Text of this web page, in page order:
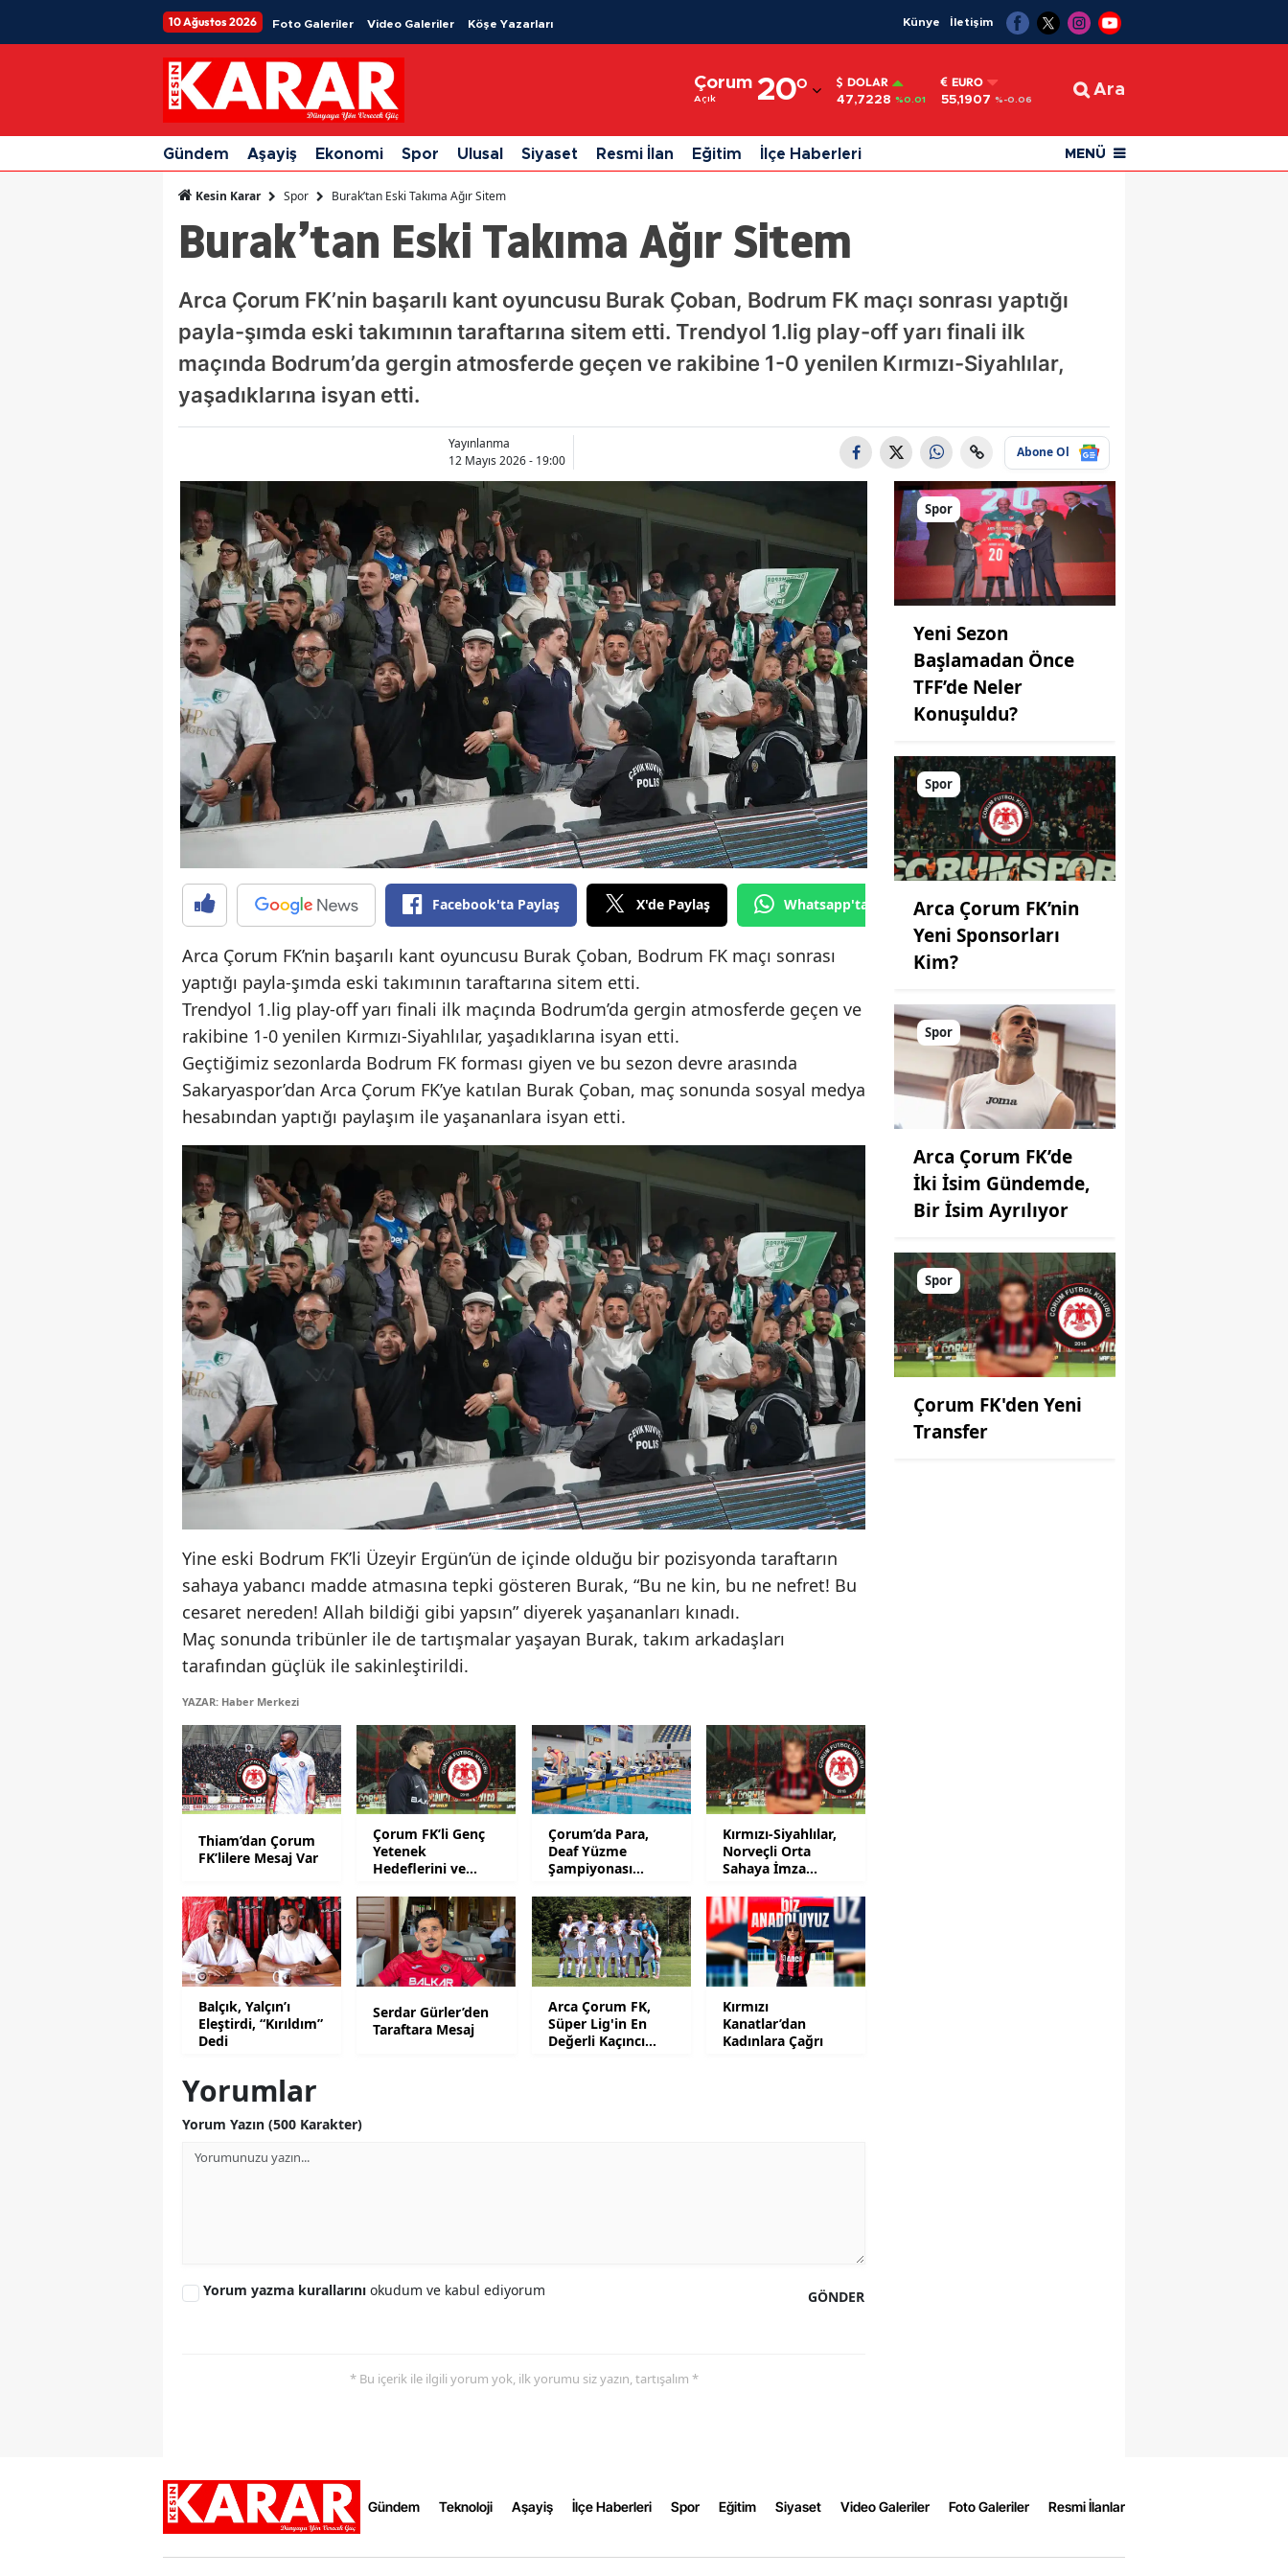
10 Ağustos 2026 Foto Galeriler Video Galeriler Köşe Yazarları Künye İletişim
Çorum
Açık 20°
Adıyaman
Afyonkarahisar
Ağrı
Ankara
Antalya
Artvin
Aydın
Bolu
Burdur
Bursa
Çanakkale
Çankırı
Çorum
Denizli
Diyarbakır
Edirne
Elazığ
Erzincan
Erzurum
Gaziantep
Hakkari
Hatay
Isparta
Mersin
İstanbul
İzmir
Kars
Kastamonu
Kayseri
Kırklareli
Kırşehir
Kocaeli
Malatya
Manisa
Kahramanmaraş
Mardin
Muğla
Muş
Nevşehir
Niğde
DOLAR
47,7228 %0.01
EURO
55,1907 %-0.06
Ara
Gündem Aşayiş Ekonomi Spor Ulusal Siyaset Resmi İlan Eğitim İlçe Haberleri MENÜ
Kesin Karar Spor Burak’tan Eski Takıma Ağır Sitem
Burak’tan Eski Takıma Ağır Sitem
Arca Çorum FK’nin başarılı kant oyuncusu Burak Çoban, Bodrum FK maçı sonrası yaptığı
payla-şımda eski takımının taraftarına sitem etti. Trendyol 1.lig play-off yarı finali ilk
maçında Bodrum’da gergin atmosferde geçen ve rakibine 1-0 yenilen Kırmızı-Siyahlılar,
yaşadıklarına isyan etti.
Yayınlanma
12 Mayıs 2026 - 19:00
Abone Ol
Facebook'ta Paylaş X'de Paylaş Whatsapp'tan Gönder
Arca Çorum FK’nin başarılı kant oyuncusu Burak Çoban, Bodrum FK maçı sonrası
yaptığı payla-şımda eski takımının taraftarına sitem etti.
Trendyol 1.lig play-off yarı finali ilk maçında Bodrum’da gergin atmosferde geçen ve
rakibine 1-0 yenilen Kırmızı-Siyahlılar, yaşadıklarına isyan etti.
Geçtiğimiz sezonlarda Bodrum FK forması giyen ve bu sezon devre arasında
Sakaryaspor’dan Arca Çorum FK’ye katılan Burak Çoban, maç sonunda sosyal medya
hesabından yaptığı paylaşım ile yaşananlara isyan etti.
Yine eski Bodrum FK’li Üzeyir Ergün’ün de içinde olduğu bir pozisyonda taraftarın
sahaya yabancı madde atmasına tepki gösteren Burak, “Bu ne kin, bu ne nefret! Bu
cesaret nereden! Allah bildiği gibi yapsın” diyerek yaşananları kınadı.
Maç sonunda tribünler ile de tartışmalar yaşayan Burak, takım arkadaşları
tarafından güçlük ile sakinleştirildi.
YAZAR: Haber Merkezi
Thiam’dan Çorum
FK’lilere Mesaj Var
Çorum FK’li Genç
Yetenek
Hedeflerini ve
Çorum’da Para,
Deaf Yüzme
Şampiyonası
Kırmızı-Siyahlılar,
Norveçli Orta
Sahaya İmza
Balçık, Yalçın’ı
Eleştirdi, “Kırıldım”
Dedi
Serdar Gürler’den
Taraftara Mesaj
Arca Çorum FK,
Süper Lig'in En
Değerli Kaçıncı
Kırmızı
Kanatlar’dan
Kadınlara Çağrı
Yorumlar
Yorum Yazın (500 Karakter)
GÖNDER
Yorum yazma kurallarını okudum ve kabul ediyorum
* Bu içerik ile ilgili yorum yok, ilk yorumu siz yazın, tartışalım *
Spor
Yeni Sezon
Başlamadan Önce
TFF’de Neler
Konuşuldu?
Spor
Arca Çorum FK’nin
Yeni Sponsorları
Kim?
Spor
Arca Çorum FK’de
İki İsim Gündemde,
Bir İsim Ayrılıyor
Spor
Çorum FK'den Yeni
Transfer
Gündem Teknoloji Aşayiş İlçe Haberleri Spor Eğitim Siyaset Video Galeriler Foto Galeriler Resmi İlanlar